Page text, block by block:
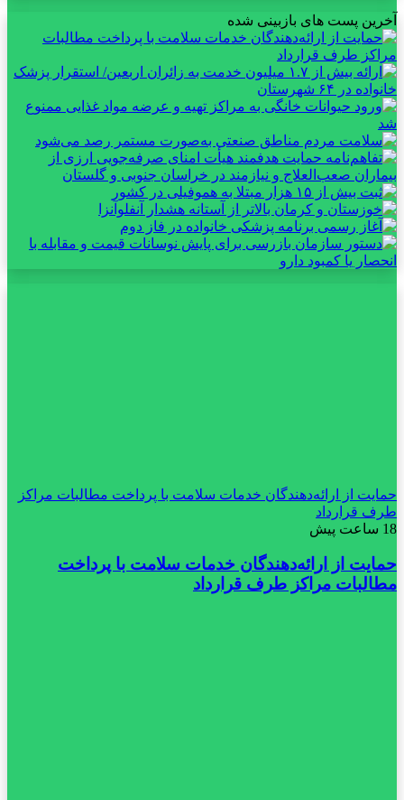
آخرین پست های بازبینی شده
حمایت از ارائه‌دهندگان خدمات سلامت با پرداخت مطالبات مراکز
طرف قرارداد
18 ساعت پیش
حمایت از ارائه‌دهندگان خدمات سلامت با پرداخت
مطالبات مراکز طرف قرارداد